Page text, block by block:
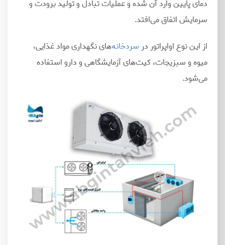
دمای پایین وارد آن شده و عملیات تبادل و تولید برودت و
سرمایش اتفاق میافتد.
از این نوع اواپراتور در سردخانههای نگهداری مواد غذایی،
میوه و سبزیجات، کیتهای آزمایشگاهی و دارو استفاده
میشود.